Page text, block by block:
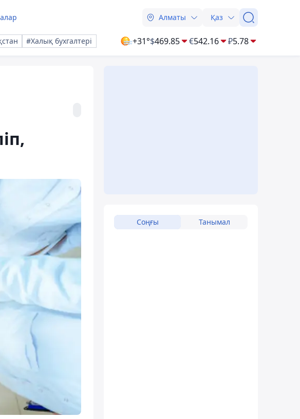
Алматы Қаз
#Халық бухгалтері +31°$469.85 €542.16 ₽5.78
Соңғы Танымал